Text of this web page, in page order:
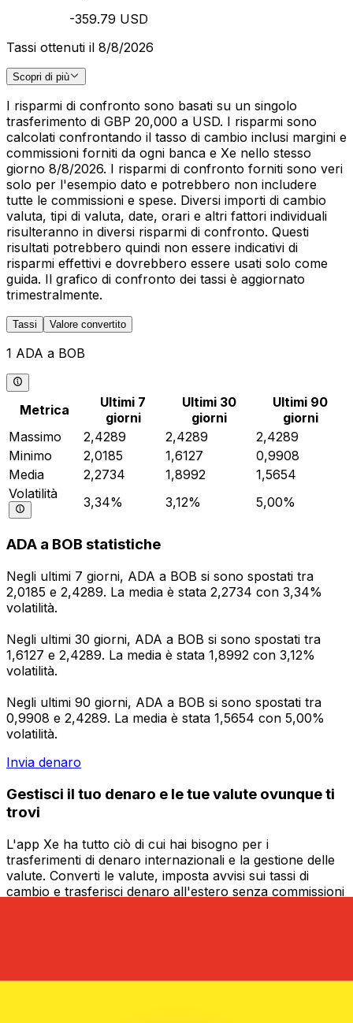
-359.79 USD
Tassi ottenuti il 8/8/2026
Scopri di più
I risparmi di confronto sono basati su un singolo
trasferimento di GBP 20,000 a USD. I risparmi sono
calcolati confrontando il tasso di cambio inclusi margini e
commissioni forniti da ogni banca e Xe nello stesso
giorno 8/8/2026. I risparmi di confronto forniti sono veri
solo per l'esempio dato e potrebbero non includere
tutte le commissioni e spese. Diversi importi di cambio
valuta, tipi di valuta, date, orari e altri fattori individuali
risulteranno in diversi risparmi di confronto. Questi
risultati potrebbero quindi non essere indicativi di
risparmi effettivi e dovrebbero essere usati solo come
guida. Il grafico di confronto dei tassi è aggiornato
trimestralmente.
Tassi Valore convertito
1 ADA a BOB
Metrica
Ultimi 7
giorni
Ultimi 30
giorni
Ultimi 90
giorni
Massimo
2,4289 2,4289
2,4289
Minimo
2,0185 1,6127
0,9908
Media
2,2734 1,8992
1,5654
Volatilità
3,34% 3,12% 5,00%
ADA a BOB statistiche
Negli ultimi 7 giorni, ADA a BOB si sono spostati tra
2,0185 e 2,4289. La media è stata 2,2734 con 3,34%
volatilità.
Negli ultimi 30 giorni, ADA a BOB si sono spostati tra
1,6127 e 2,4289. La media è stata 1,8992 con 3,12%
volatilità.
Negli ultimi 90 giorni, ADA a BOB si sono spostati tra
0,9908 e 2,4289. La media è stata 1,5654 con 5,00%
volatilità.
Invia denaro
Gestisci il tuo denaro e le tue valute ovunque ti
trovi
L'app Xe ha tutto ciò di cui hai bisogno per i
trasferimenti di denaro internazionali e la gestione delle
valute. Converti le valute, imposta avvisi sui tassi di
cambio e trasferisci denaro all'estero senza commissioni